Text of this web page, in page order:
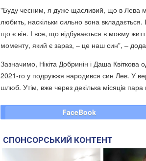
"Буду чесним, я дуже щасливий, що в Лева
любить, наскільки сильно вона
що є він. І все, що відбувається в моєму
моменту, який є зараз, – це наш син", –
Зазначимо, Нікіта Добринін і Даша
2021-го у подружжя народився син Лев. У
шлюб. Утім, вже через декілька місяців
FaceBook
СПОНСОРСЬКИЙ КОНТЕНТ